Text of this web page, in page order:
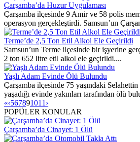
Çarşamba’da Huzur Uygulaması
Çarşamba ilçesinde 9 Amir ve 58 polis
operasyon gerçekleştirdi. Samsun’un
Terme’de 2,5 Ton Etil Alkol Ele Geçirildi
Samsun’un Terme ilçesinde bir işyerine
2 ton 652 litre etil alkol ele geçirildi....
Yaşlı Adam Evinde Ölü Bulundu
Çarşamba ilçesinde 75 yaşındaki
yaşadığı evinde yakınları tarafından ölü
«‹567891011 ›
POPÜLER KONULAR
Çarşamba’da Cinayet: 1 Ölü